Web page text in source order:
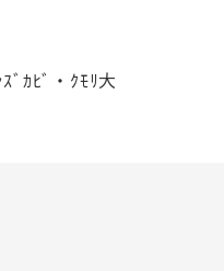
ｶﾋﾞ・ｸﾓﾘ大